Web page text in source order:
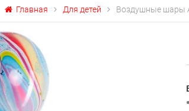
Главная Для детей Воздушные шары